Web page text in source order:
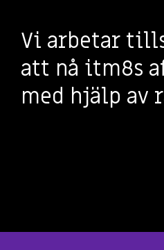
Vi arbetar
att nå itm8s
med hjälp av